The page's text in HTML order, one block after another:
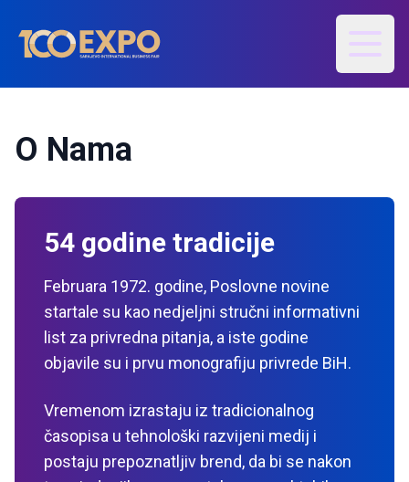
Otvori
O Nama
54 godine tradicije
Februara 1972. godine, Poslovne novine
startale su kao nedjeljni stručni informativni
list za privredna pitanja, a iste godine
objavile su i prvu monografiju privrede BiH.
Vremenom izrastaju iz tradicionalnog
časopisa u tehnološki razvijeni medij i
postaju prepoznatljiv brend, da bi se nakon